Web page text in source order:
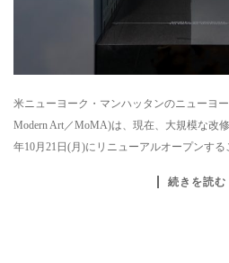
米ニューヨーク・マンハッタンのニューヨ
Modern Art／MoMA)は、現在、大規模な改
年10月21日(月)にリニューアルオープンす
続きを読む